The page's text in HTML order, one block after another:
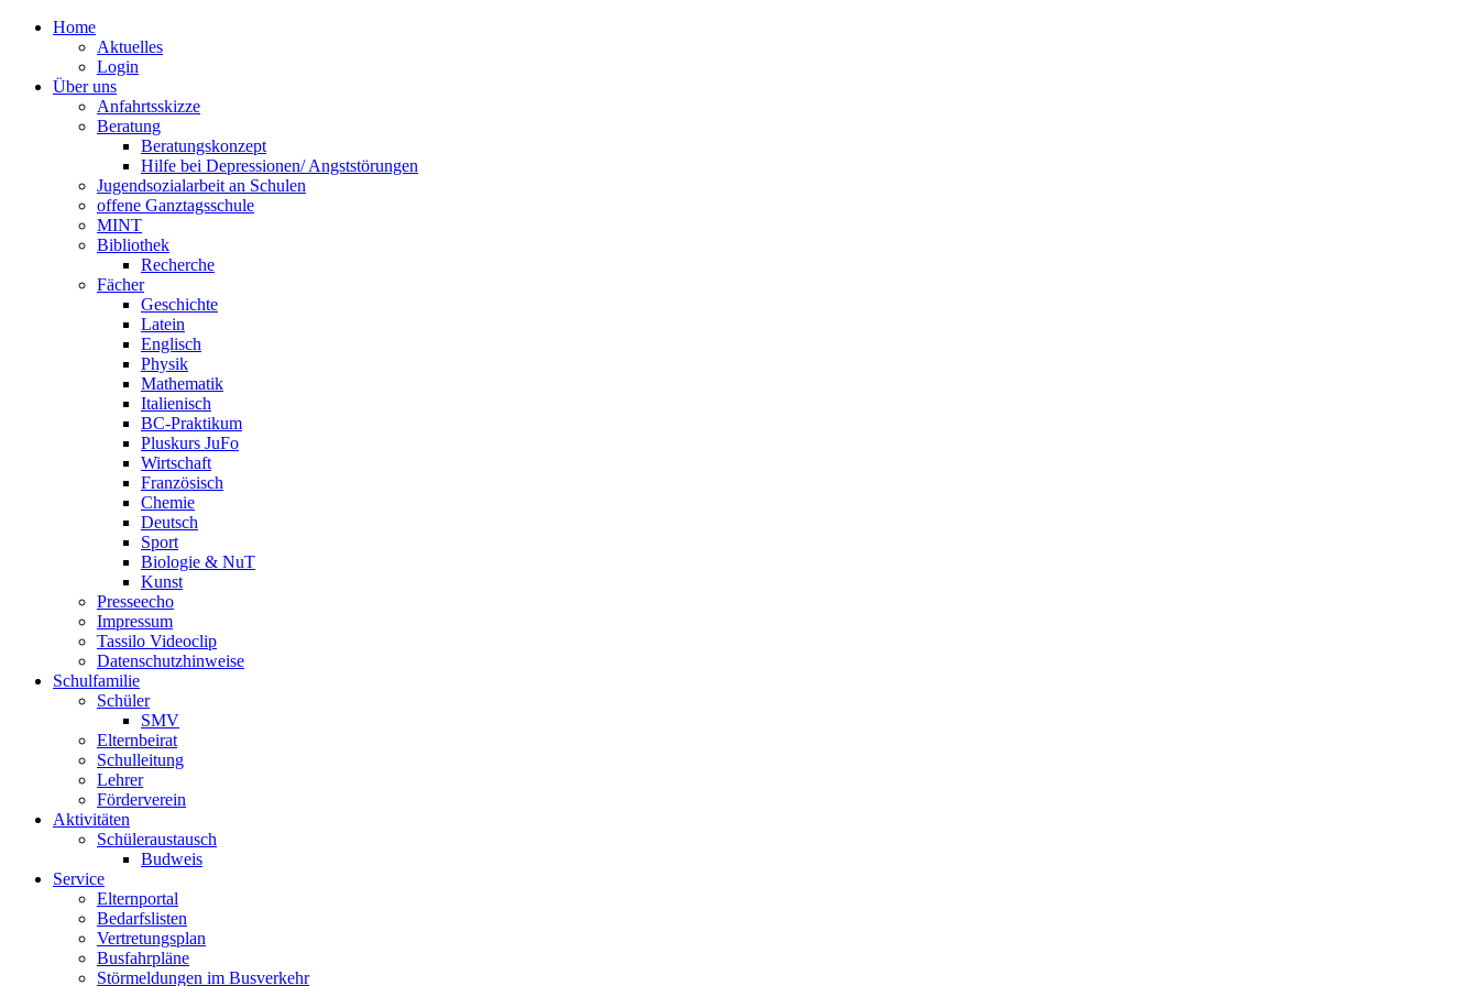
Home
Aktuelles
Login
Über uns
Anfahrtsskizze
Beratung
Beratungskonzept
Hilfe bei Depressionen/ Angststörungen
Jugendsozialarbeit an Schulen
offene Ganztagsschule
MINT
Bibliothek
Recherche
Fächer
Geschichte
Latein
Englisch
Physik
Mathematik
Italienisch
BC-Praktikum
Pluskurs JuFo
Wirtschaft
Französisch
Chemie
Deutsch
Sport
Biologie & NuT
Kunst
Presseecho
Impressum
Tassilo Videoclip
Datenschutzhinweise
Schulfamilie
Schüler
SMV
Elternbeirat
Schulleitung
Lehrer
Förderverein
Aktivitäten
Schüleraustausch
Budweis
Service
Elternportal
Bedarfslisten
Vertretungsplan
Busfahrpläne
Störmeldungen im Busverkehr